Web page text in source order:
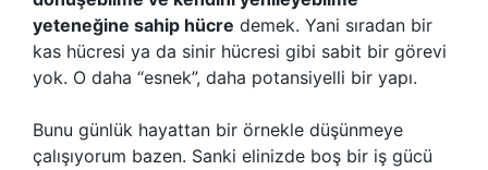
yeteneğine sahip hücre demek. Yani sıradan bir
kas hücresi ya da sinir hücresi gibi sabit bir görevi
yok. O daha “esnek”, daha potansiyelli bir yapı.
Bunu günlük hayattan bir örnekle düşünmeye
çalışıyorum bazen. Sanki elinizde boş bir iş gücü